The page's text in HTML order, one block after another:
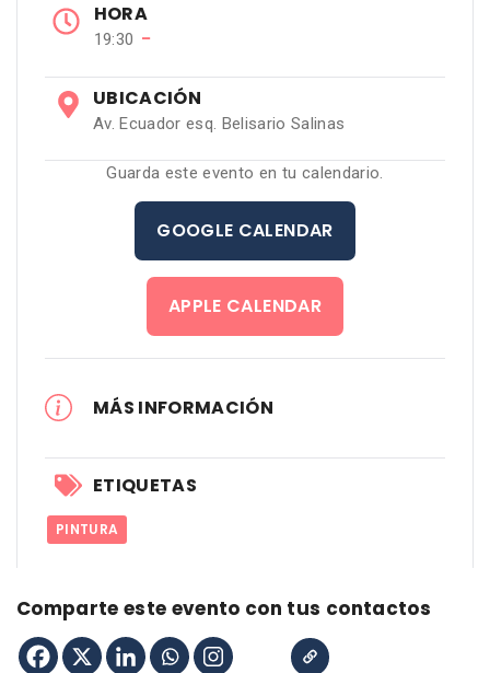
HORA
19:30 −
UBICACIÓN
Av. Ecuador esq. Belisario Salinas
Guarda este evento en tu calendario.
GOOGLE CALENDAR
APPLE CALENDAR
MÁS INFORMACIÓN
ETIQUETAS
PINTURA
Comparte este evento con tus contactos